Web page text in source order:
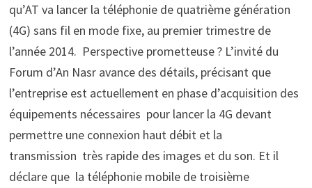
qu’AT va lancer la téléphonie de quatrième génération
(4G) sans fil en mode fixe, au premier trimestre de
l’année 2014. Perspective prometteuse ? L’invité du
Forum d’An Nasr avance des détails, précisant que
l’entreprise est actuellement en phase d’acquisition des
équipements nécessaires pour lancer la 4G devant
permettre une connexion haut débit et la
transmission très rapide des images et du son. Et il
déclare que la téléphonie mobile de troisième